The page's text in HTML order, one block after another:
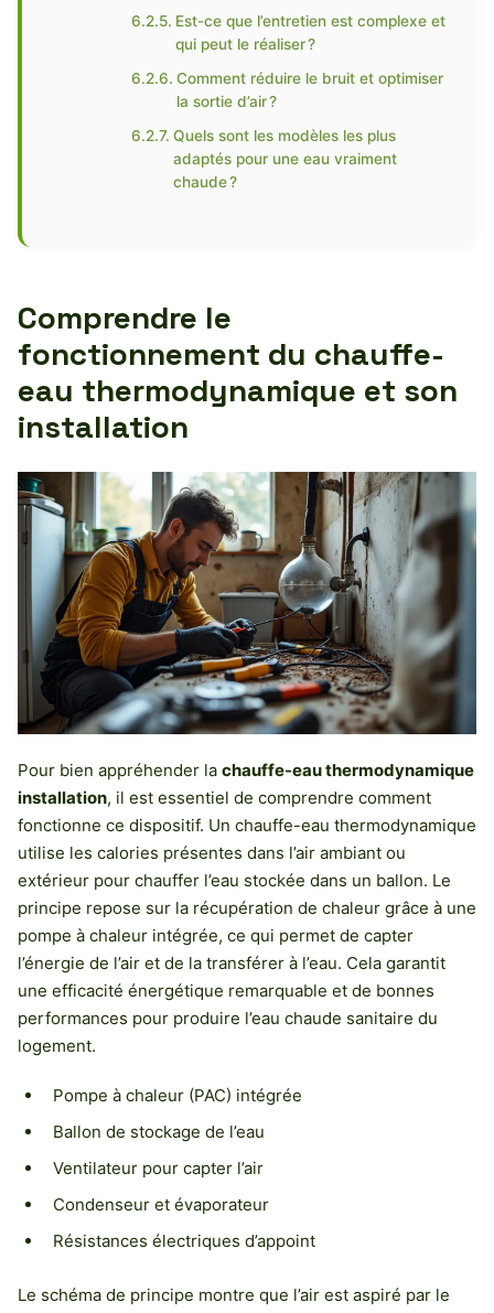
Est-ce que l’entretien est complexe et
qui peut le réaliser ?
Comment réduire le bruit et optimiser
la sortie d’air ?
Quels sont les modèles les plus
adaptés pour une eau vraiment
chaude ?
Comprendre le
fonctionnement du chauffe-
eau thermodynamique et son
installation
Pour bien appréhender la chauffe-eau thermodynamique
installation, il est essentiel de comprendre comment
fonctionne ce dispositif. Un chauffe-eau thermodynamique
utilise les calories présentes dans l’air ambiant ou
extérieur pour chauffer l’eau stockée dans un ballon. Le
principe repose sur la récupération de chaleur grâce à une
pompe à chaleur intégrée, ce qui permet de capter
l’énergie de l’air et de la transférer à l’eau. Cela garantit
une efficacité énergétique remarquable et de bonnes
performances pour produire l’eau chaude sanitaire du
logement.
Pompe à chaleur (PAC) intégrée
Ballon de stockage de l’eau
Ventilateur pour capter l’air
Condenseur et évaporateur
Résistances électriques d’appoint
Le schéma de principe montre que l’air est aspiré par le